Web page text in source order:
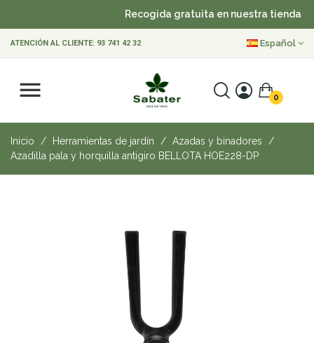
Recogida gratuita en nuestra tienda
ATENCIÓN AL CLIENTE: 93 741 42 32 Español
0
Inicio Herramientas de jardín
Azadas y binadores
Azadilla pala y horquilla antigiro BELLOTA HOE228-DP